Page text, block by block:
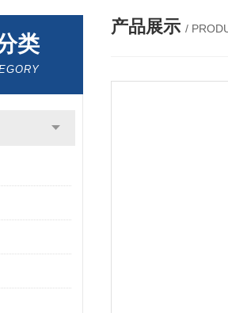
类
产品展示 /